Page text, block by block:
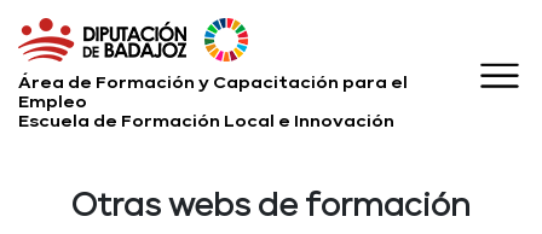
Área de Formación y Capacitación para el
Empleo
Escuela de Formación Local e Innovación
Otras webs de formación